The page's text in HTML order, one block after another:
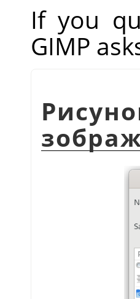
If you
GIMP